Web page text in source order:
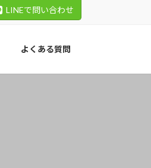
LINEで問い合わせ
よくある質問